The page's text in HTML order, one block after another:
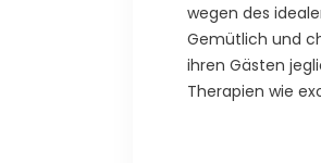
wegen des
Gemütlich und
ihren Gästen
Therapien wie